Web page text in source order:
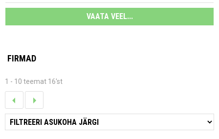
VAATA VEEL...
FIRMAD
1 - 10 teemat 16'st